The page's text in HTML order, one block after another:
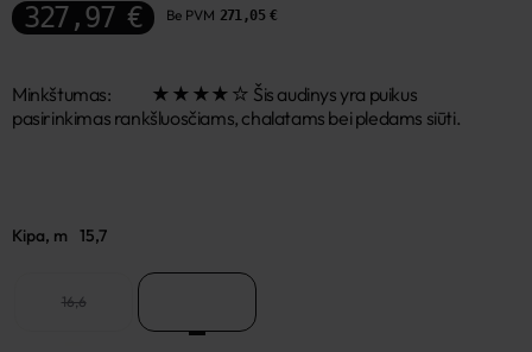
327,97 € Be PVM 271,05 €
Minkštumas: ★★★★☆ Šis audinys yra puikus
pasirinkimas rankšluosčiams, chalatams bei pledams siūti.
Kipa, m 15,7
16,6